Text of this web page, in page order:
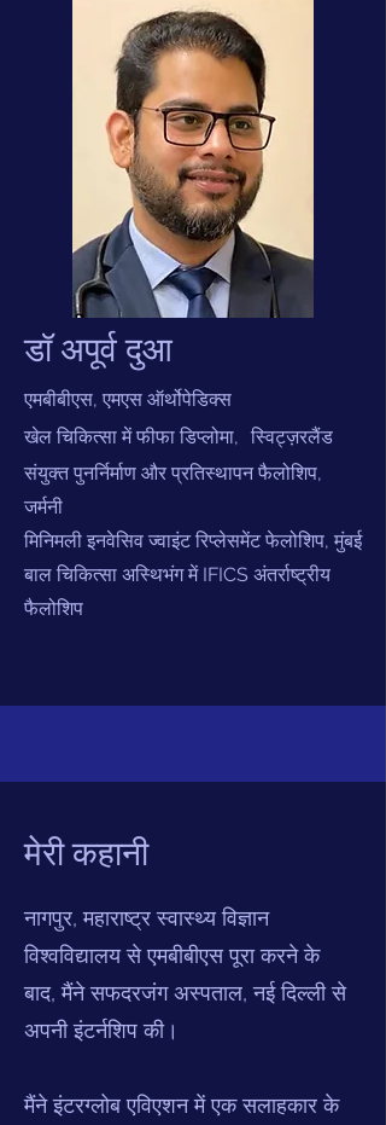
डॉ अपूर्व दुआ
एमबीबीएस, एमएस ऑर्थोपेडिक्स
खेल चिकित्सा में फीफा डिप्लोमा, स्विट्ज़रलैंड
संयुक्त पुनर्निर्माण और प्रतिस्थापन फैलोशिप,
जर्मनी
मिनिमली इनवेसिव ज्वाइंट रिप्लेसमेंट फेलोशिप, मुंबई
बाल चिकित्सा अस्थिभंग में IFICS अंतर्राष्ट्रीय
फैलोशिप
मेरी कहानी
नागपुर, महाराष्ट्र स्वास्थ्य विज्ञान
विश्वविद्यालय से एमबीबीएस पूरा करने के
बाद, मैंने सफदरजंग अस्पताल, नई दिल्ली से
अपनी इंटर्नशिप की।
मैंने इंटरग्लोब एविएशन में एक सलाहकार के